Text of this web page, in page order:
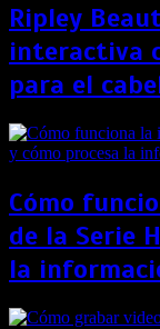
Ripley
interactiva
para el
Cómo
de la Serie
la